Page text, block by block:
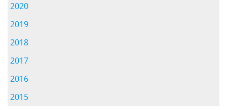
2020
2019
2018
2017
2016
2015